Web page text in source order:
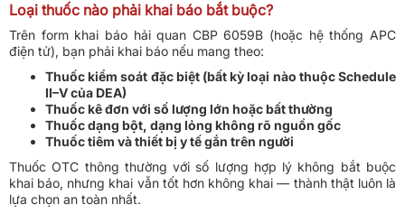
Loại thuốc nào phải khai báo bắt buộc?
Trên form khai báo hải quan CBP 6059B (hoặc hệ thống APC
điện tử), bạn phải khai báo nếu mang theo:
Thuốc kiểm soát đặc biệt (bất kỳ loại nào thuộc Schedule
II–V của DEA)
Thuốc kê đơn với số lượng lớn hoặc bất thường
Thuốc dạng bột, dạng lỏng không rõ nguồn gốc
Thuốc tiêm và thiết bị y tế gắn trên người
Thuốc OTC thông thường với số lượng hợp lý không bắt buộc
khai báo, nhưng khai vẫn tốt hơn không khai — thành thật luôn là
lựa chọn an toàn nhất.